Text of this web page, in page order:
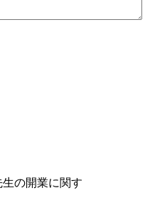
生の開業に関す